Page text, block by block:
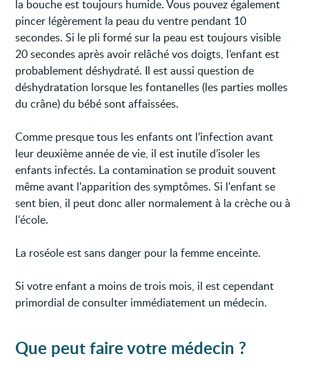
la bouche est toujours humide. Vous pouvez également
pincer légèrement la peau du ventre pendant 10
secondes. Si le pli formé sur la peau est toujours visible
20 secondes après avoir relâché vos doigts, l’enfant est
probablement déshydraté. Il est aussi question de
déshydratation lorsque les fontanelles (les parties molles
du crâne) du bébé sont affaissées.
Comme presque tous les enfants ont l’infection avant
leur deuxième année de vie, il est inutile d’isoler les
enfants infectés. La contamination se produit souvent
même avant l'apparition des symptômes. Si l'enfant se
sent bien, il peut donc aller normalement à la crèche ou à
l'école.
La roséole est sans danger pour la femme enceinte.
Si votre enfant a moins de trois mois, il est cependant
primordial de consulter immédiatement un médecin.
Que peut faire votre médecin ?